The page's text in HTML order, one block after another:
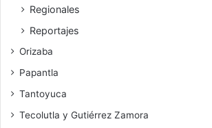
Regionales
Reportajes
Orizaba
Papantla
Tantoyuca
Tecolutla y Gutiérrez Zamora